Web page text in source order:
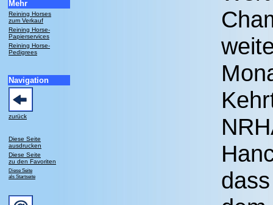
Mehr
Reining Horses
zum Verkauf
Reining Horse-
Papierservices
Reining Horse-
Pedigrees
Navigation
zurück
Diese Seite
ausdrucken
Diese Seite
zu den Favoriten
Diese Seite
als Startseite